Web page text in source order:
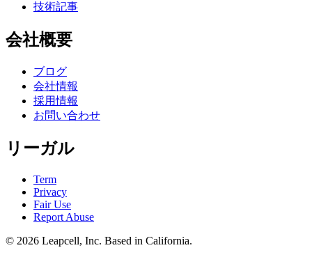
技術記事
会社概要
ブログ
会社情報
採用情報
お問い合わせ
リーガル
Term
Privacy
Fair Use
Report Abuse
© 2026 Leapcell, Inc. Based in California.